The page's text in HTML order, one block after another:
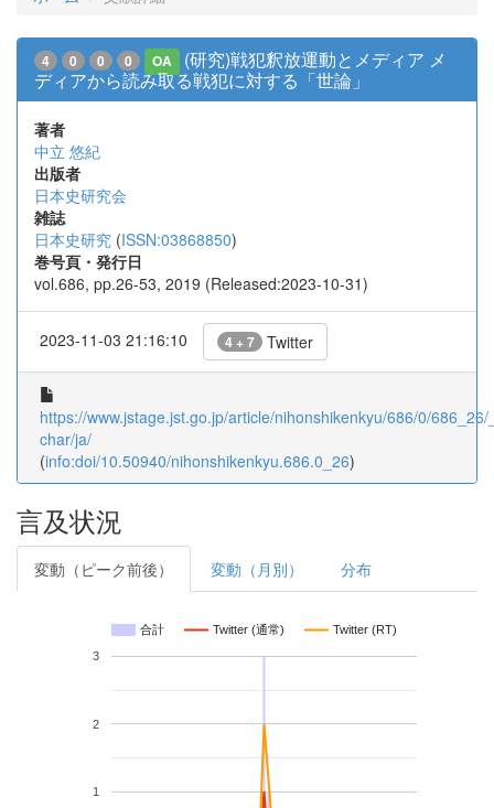
4 0 0 0 OA
(研究)戦犯釈放運動とメディア メ
ディアから読み取る戦犯に対する「世論」
著者
中立 悠紀
出版者
日本史研究会
雑誌
日本史研究 (ISSN:03868850)
巻号頁・発行日
vol.686, pp.26-53, 2019 (Released:2023-10-31)
2023-11-03 21:16:10 4 + 7 Twitter
https://www.jstage.jst.go.jp/article/nihonshikenkyu/686/0/686_26/
char/ja/
(info:doi/10.50940/nihonshikenkyu.686.0_26)
言及状況
変動（ピーク前後） 変動（月別） 分布
合計 Twitter (通常) Twitter (RT)
1
2
3